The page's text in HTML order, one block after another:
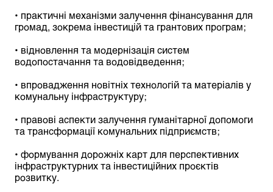
• практичні механізми залучення фінансування для
громад, зокрема інвестицій та грантових програм;
• відновлення та модернізація систем
водопостачання та водовідведення;
• впровадження новітніх технологій та матеріалів у
комунальну інфраструктуру;
• правові аспекти залучення гуманітарної допомоги
та трансформації комунальних підприємств;
• формування дорожніх карт для перспективних
інфраструктурних та інвестиційних проєктів
розвитку.